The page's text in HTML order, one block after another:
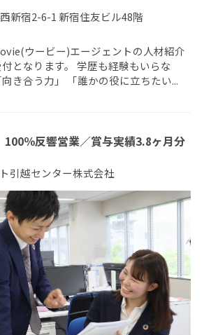
新宿2-6-1 新宿住友ビル48階
ウービー)エージェントの人材紹介
となります。 学歴も経験もいらな
き合う力」 「誰かの役に立ちたい...
100％反響営業／賞与実績3.8ヶ月分
引越センター株式会社